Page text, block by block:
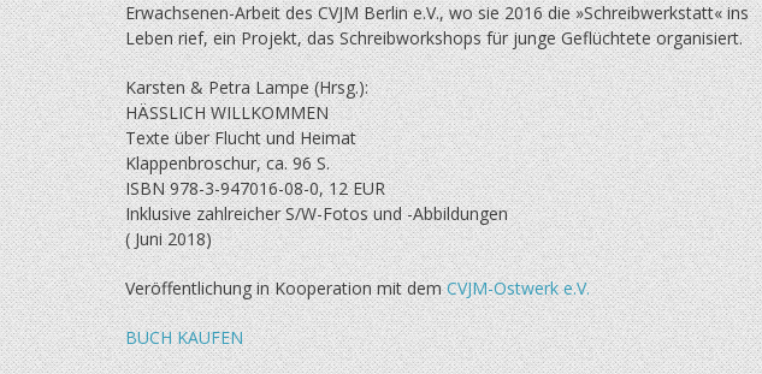
Erwachsenen-Arbeit des CVJM Berlin e.V., wo sie 2016 die »Schreibwerkstatt« ins
Leben rief, ein Projekt, das Schreibworkshops für junge Geflüchtete organisiert.
Karsten & Petra Lampe (Hrsg.):
HÄSSLICH WILLKOMMEN
Texte über Flucht und Heimat
Klappenbroschur, ca. 96 S.
ISBN 978-3-947016-08-0, 12 EUR
Inklusive zahlreicher S/W-Fotos und -Abbildungen
( Juni 2018)
Veröffentlichung in Kooperation mit demCVJM-Ostwerk e.V.
BUCH KAUFEN